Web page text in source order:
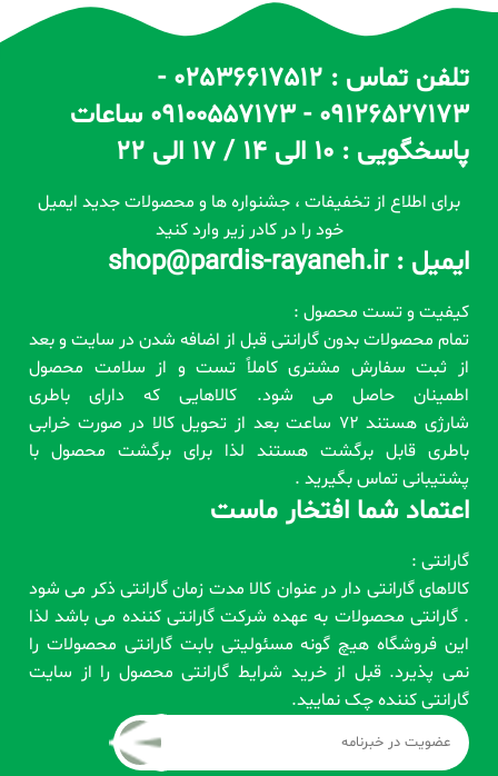
تلفن تماس : 02536617512 -
09126527173 - 09100557173 ساعات
پاسخگویی : 10 الی 14 / 17 الی 22
برای اطلاع از تخفیفات ، جشنواره ها و محصولات جدید ایمیل
خود را در کادر زیر وارد کنید
ایمیل : shop@pardis-rayaneh.ir
کیفیت و تست محصول :
تمام محصولات بدون گارانتی قبل از اضافه شدن در سایت و بعد
از ثبت سفارش مشتری کاملاً تست و از سلامت محصول
اطمینان حاصل می شود. کالاهایی که دارای باطری
شارژی هستند 72 ساعت بعد از تحویل کالا در صورت خرابی
باطری قابل برگشت هستند لذا برای برگشت محصول با
پشتیبانی تماس بگیرید .
اعتماد شما افتخار ماست
گارانتی :
کالاهای گارانتی دار در عنوان کالا مدت زمان گارانتی ذکر می شود
. گارانتی محصولات به عهده شرکت گارانتی کننده می باشد لذا
این فروشگاه هیچ گونه مسئولیتی بابت گارانتی محصولات را
نمی پذیرد. قبل از خرید شرایط گارانتی محصول را از سایت
گارانتی کننده چک نمایید.